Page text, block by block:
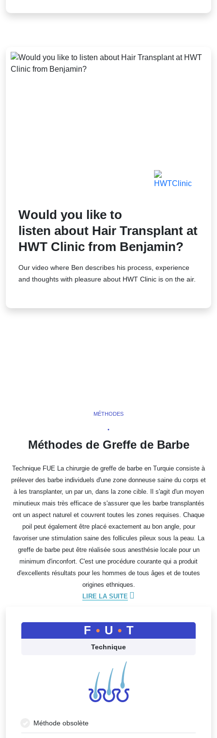
Would you like to
listen about Hair Transplant at
HWT Clinic from Benjamin?
Our video where Ben describes his process, experience
and thoughts with pleasure about HWT Clinic is on the air.
MÉTHODES
•
Méthodes de Greffe de Barbe
Technique FUE La chirurgie de greffe de barbe en Turquie consiste à
prélever des barbe individuels d'une zone donneuse saine du corps et
à les transplanter, un par un, dans la zone cible. Il s'agit d'un moyen
minutieux mais très efficace de s'assurer que les barbe transplantés
ont un aspect naturel et couvrent toutes les zones requises. Chaque
poil peut également être placé exactement au bon angle, pour
favoriser une stimulation saine des follicules pileux sous la peau. La
greffe de barbe peut être réalisée sous anesthésie locale pour un
minimum d'inconfort. C'est une procédure courante qui a produit
d'excellents résultats pour les hommes de tous âges et de toutes
origines ethniques.
LIRE LA SUITE
F • U • T
Technique
Méthode obsolète